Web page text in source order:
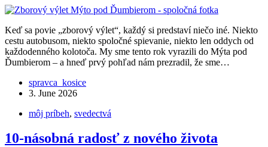
Keď sa povie „zborový výlet“, každý si predstaví niečo iné. Niekto
cestu autobusom, niekto spoločné spievanie, niekto len oddych od
každodenného kolotoča. My sme tento rok vyrazili do Mýta pod
Ďumbierom – a hneď prvý pohľad nám prezradil, že sme…
spravca_kosice
3. June 2026
môj príbeh, svedectvá
10-násobná radosť z nového života